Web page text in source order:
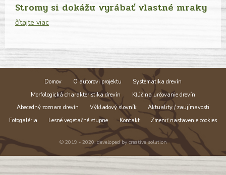
Stromy si dokážu vyrábať vlastné mraky
čítajte viac
Domov O autorovi projektu
Systematika drevín
Morfologická charakteristika drevín
Kľúč na určovanie drevín
Abecedný zoznam drevín
Výkladový slovník
Aktuality / zaujímavosti
Fotogaléria
Lesné vegetačné stupne Kontakt Zmeniť nastavenie cookies
© 2019 - 2020, developed bycreative solution